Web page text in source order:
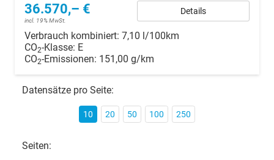
36.570,– €
incl. 19% MwSt.
Details
Verbrauch kombiniert: 7,10 l/100km
CO2-Klasse: E
CO2-Emissionen: 151,00 g/km
Datensätze pro Seite:
10 20 50 100 250
Seiten: